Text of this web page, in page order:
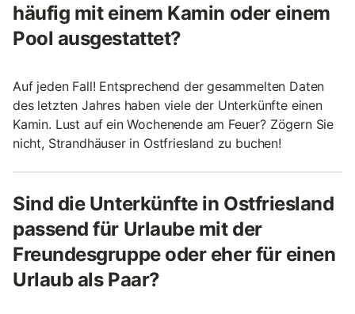
häufig mit einem Kamin oder einem
Pool ausgestattet?
Auf jeden Fall! Entsprechend der gesammelten Daten
des letzten Jahres haben viele der Unterkünfte einen
Kamin. Lust auf ein Wochenende am Feuer? Zögern Sie
nicht, Strandhäuser in Ostfriesland zu buchen!
Sind die Unterkünfte in Ostfriesland
passend für Urlaube mit der
Freundesgruppe oder eher für einen
Urlaub als Paar?